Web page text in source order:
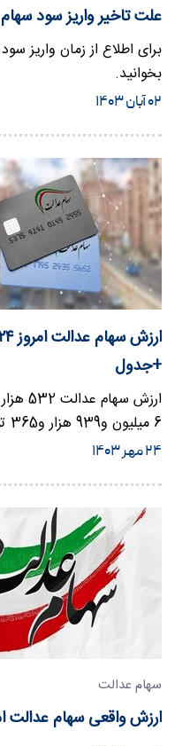
علت تاخیر واریز سود
برای اطلاع از زمان واریز
بخوانید.
۰۲ آبان ۱۴۰۳
+جدول
6 میلیون و939 هزار و365 تومان رسید.
۲۴ مهر ۱۴۰۳
سهام عدالت
ارزش واقعی سهام عدالت امروز ۲ مهر